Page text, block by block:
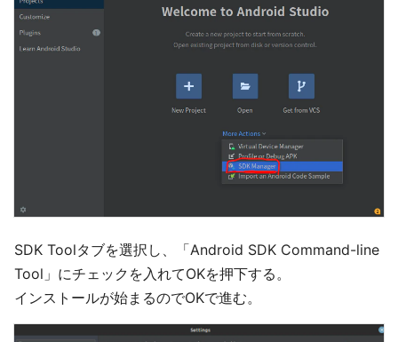
SDK Toolタブを選択し、「Android SDK Command-line
Tool」にチェックを入れてOKを押下する。
インストールが始まるのでOKで進む。